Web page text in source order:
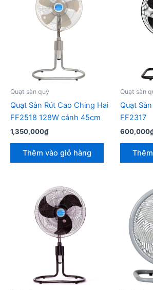
Quạt sàn quỳ
Quạt Sàn Rút Cao Ching Hai
FF2518 128W cánh 45cm
1,350,000₫
Thêm vào giỏ hàng
Quạt sàn
Quạt
FF2317
600,000